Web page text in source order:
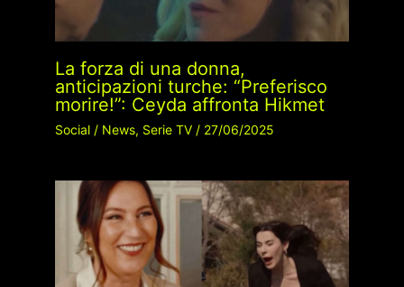
La forza di una donna,
anticipazioni turche: “Preferisco
morire!”: Ceyda affronta Hikmet
Social/ News, Serie TV/ 27/06/2025